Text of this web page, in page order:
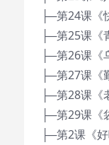
├─第24课《
├─第25课《
├─第26课《
├─第27课《
├─第28课《
├─第29课《
├─第2课《